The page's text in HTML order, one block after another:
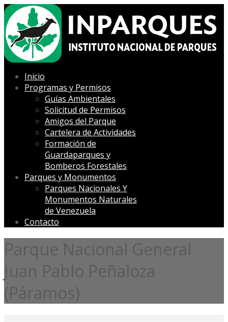
Inicio
Programas y Permisos
Guías Ambientales
Solicitud de Permisos
Amigos del Parque
Cartelera de Actividades
Formación de
Guardaparques y
Bomberos Forestales
Parques y Monumentos
Parques Nacionales Y
Monumentos Naturales
de Venezuela
Contacto
Parque Nacional General
Juan Pablo Peñaloza
(Páramos)